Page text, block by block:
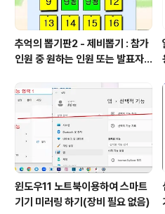
추억의 뽑기판2 - 제비뽑기 : 참가
인원 중 원하는 인원 또는 발표자
윈도우11 노트북이용하여 스마트
기기 미러링 하기(장비 필요 없음)